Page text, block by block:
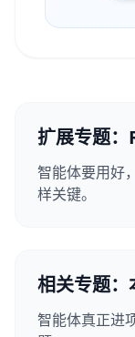
扩展专题：
智能体要用好
样关键。
相关专题
智能体真正进